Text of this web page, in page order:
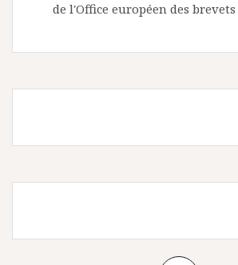
de l'Office européen des brevets